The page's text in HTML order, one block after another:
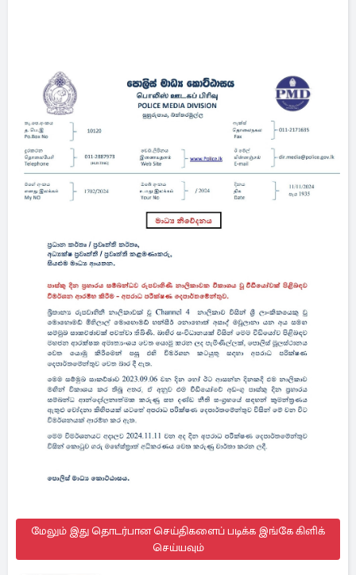
மேலும் இது தொடர்பான செய்திகளைப் படிக்க இங்கே கிளிக்
செய்யவும்